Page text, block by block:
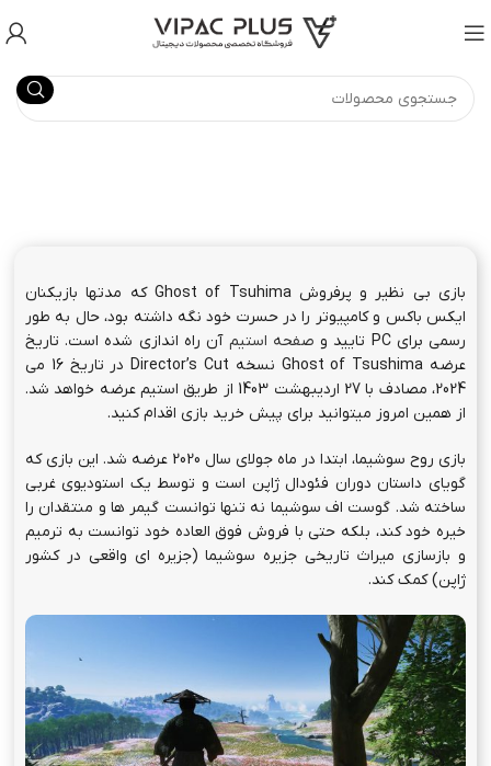
بازی بی نظیر و پرفروش Ghost of Tsuhima که مدتها بازیکنان
ایکس باکس و کامپیوتر را در حسرت خود نگه داشته بود، حال به طور
رسمی برای PC تایید و
صفحه استیمآن راه اندازی شده است. تاریخ
2024، مصادف با 27 اردیبهشت 1403 از طریق استیم عرضه خواهد شد.
از همین امروز میتوانید برای پیش خرید بازی اقدام کنید.
بازی روح سوشیما، ابتدا در ماه جولای سال 2020 عرضه شد. این بازی که
گویای داستان دوران فئودال ژاپن است و توسط یک استودیوی غربی